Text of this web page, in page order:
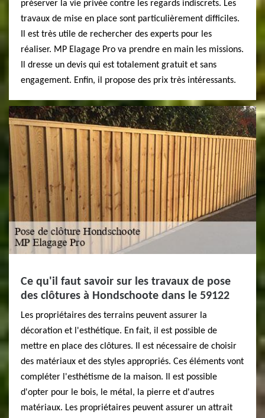
préserver la vie privée contre les regards indiscrets. Les
travaux de mise en place sont particulièrement difficiles.
Il est très utile de rechercher des experts pour les
réaliser. MP Elagage Pro va prendre en main les missions.
Il dresse un devis qui est totalement gratuit et sans
engagement. Enfin, il propose des prix très intéressants.
Ce qu'il faut savoir sur les travaux de pose
des clôtures à Hondschoote dans le 59122
Les propriétaires des terrains peuvent assurer la
décoration et l'esthétique. En fait, il est possible de
mettre en place des clôtures. Il est nécessaire de choisir
des matériaux et des styles appropriés. Ces éléments vont
compléter l'esthétisme de la maison. Il est possible
d'opter pour le bois, le métal, la pierre et d'autres
matériaux. Les propriétaires peuvent assurer un attrait